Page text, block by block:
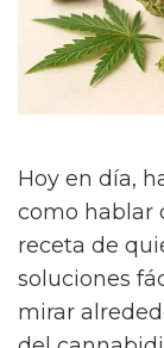
Hoy en día,
como hablar
receta de
soluciones
mirar